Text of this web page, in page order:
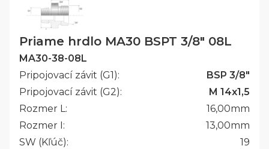
Priame hrdlo MA30 BSPT 3/8" 08L
MA30-38-08L
Pripojovací závit (G1):
BSP 3/8"
Pripojovací závit (G2):
M 14x1,5
Rozmer L:
16,00mm
Rozmer I:
13,00mm
SW (Kľúč):
19